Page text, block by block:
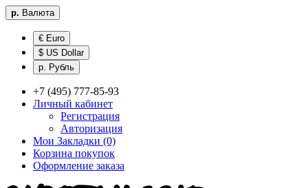
р. Валюта
€ Euro
$ US Dollar
р. Рубль
+7 (495) 777-85-93
Личный кабинет
Регистрация
Авторизация
Мои Закладки (0)
Корзина покупок
Оформление заказа